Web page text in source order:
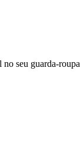
seu guarda-